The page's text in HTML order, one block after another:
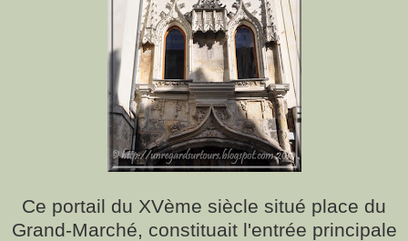
Ce portail du XVème siècle situé place du
Grand-Marché, constituait l'entrée principale